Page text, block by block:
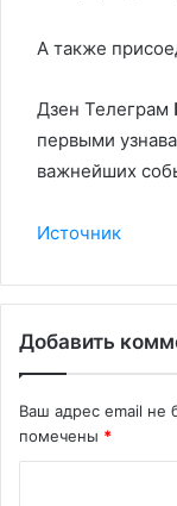
А также
Дзен Телеграм
первыми
важнейших
Источник
Добавить
Ваш адрес email не
помечены *